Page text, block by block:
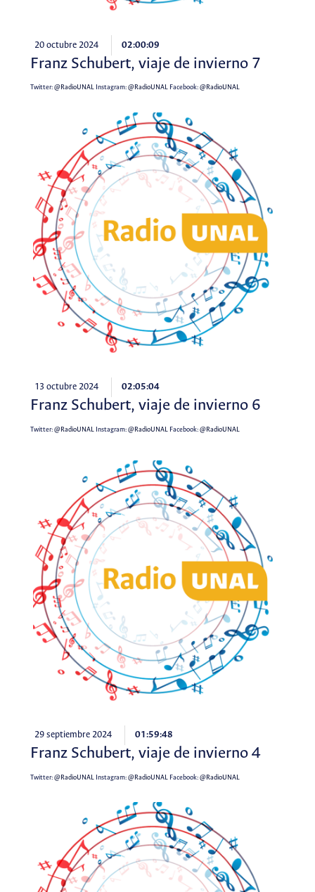
20 octubre 2024 02:00:09
Franz Schubert, viaje de invierno 7
Twitter:@RadioUNALInstagram:@RadioUNALFacebook:@RadioUNAL
13 octubre 2024 02:05:04
Franz Schubert, viaje de invierno 6
Twitter:@RadioUNALInstagram:@RadioUNALFacebook:@RadioUNAL
29 septiembre 2024 01:59:48
Franz Schubert, viaje de invierno 4
Twitter:@RadioUNALInstagram:@RadioUNALFacebook:@RadioUNAL